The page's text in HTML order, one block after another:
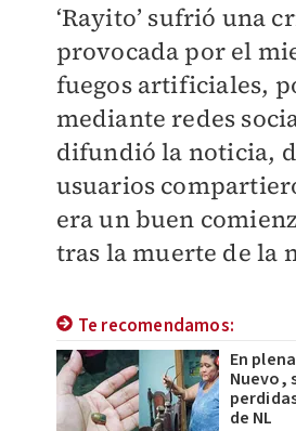
‘Rayito’ sufrió una
provocada por el
fuegos artificiales,
mediante redes
difundió la noticia,
usuarios
era un buen
tras la muerte de la
Te recomendamos:
En
Nuevo,
de NL